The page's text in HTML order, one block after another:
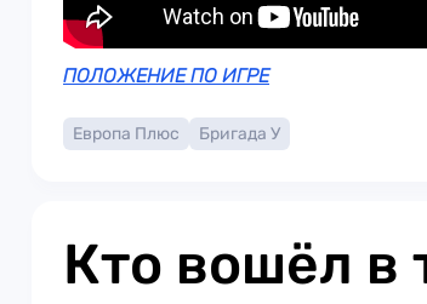
ПОЛОЖЕНИЕ ПО ИГРЕ
Европа Плюс Бригада У
Кто вошёл в